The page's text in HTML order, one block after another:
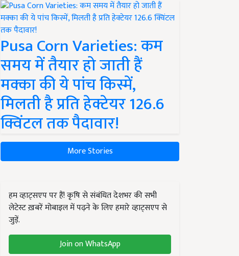
Pusa Corn Varieties: कम
समय में तैयार हो जाती हैं
मक्का की ये पांच किस्में,
मिलती है प्रति हेक्टेयर 126.6
क्विंटल तक पैदावार!
More Stories
हम व्हाट्सएप पर हैं! कृषि से संबंधित देशभर की सभी
लेटेस्ट ख़बरें मोबाइल में पढ़ने के लिए हमारे व्हाट्सएप से
जुड़ें.
Join on WhatsApp